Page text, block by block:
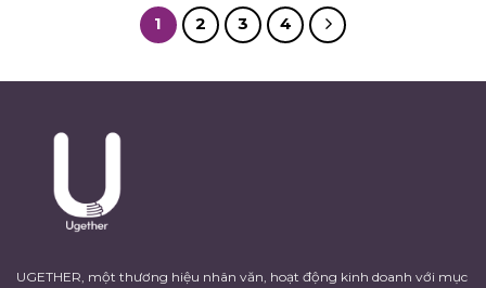
1 2 3 4
UGETHER, một thương hiệu nhân văn, hoạt động kinh doanh với mục